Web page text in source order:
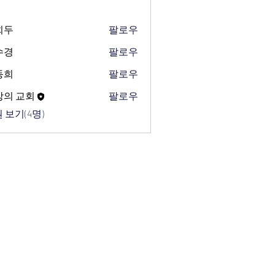
두
팔로우
경
팔로우
희
팔로우
의 교회
팔로우
보기(4명)